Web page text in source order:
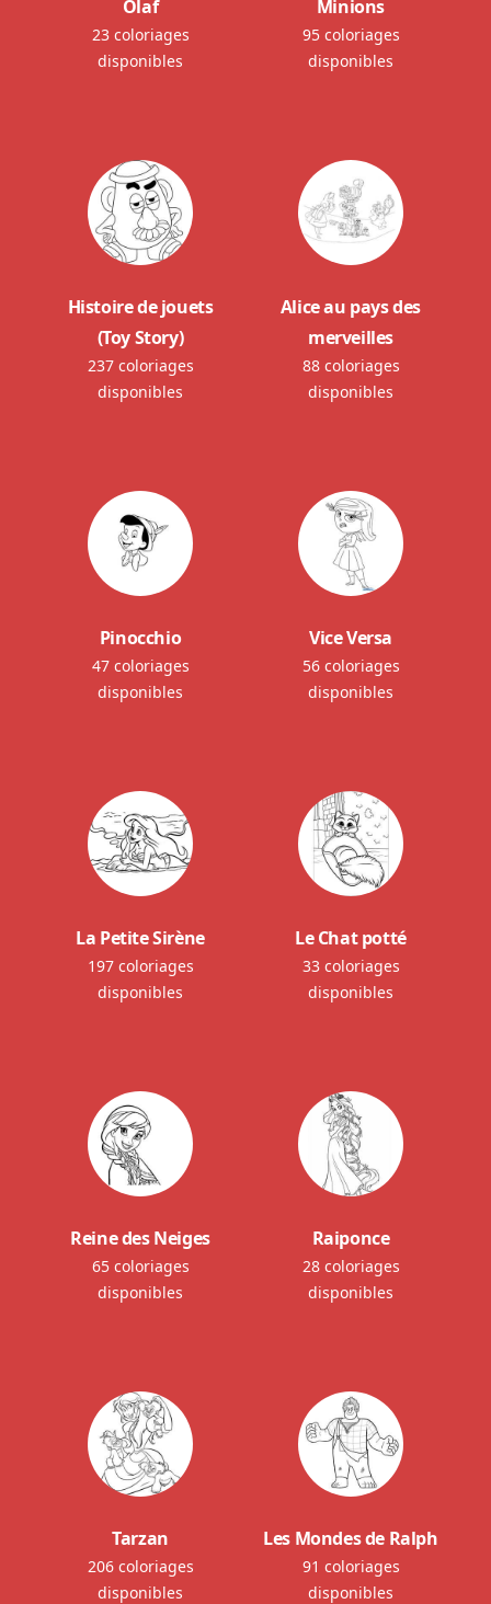
Olaf
23 coloriages
disponibles
Minions
95 coloriages
disponibles
Histoire de jouets
(Toy Story)
237 coloriages
disponibles
Alice au pays des
merveilles
88 coloriages
disponibles
Pinocchio
47 coloriages
disponibles
Vice Versa
56 coloriages
disponibles
La Petite Sirène
197 coloriages
disponibles
Le Chat potté
33 coloriages
disponibles
Reine des Neiges
65 coloriages
disponibles
Raiponce
28 coloriages
disponibles
Tarzan
206 coloriages
disponibles
Les Mondes de Ralph
91 coloriages
disponibles